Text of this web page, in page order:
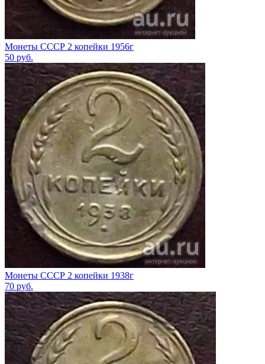
Монеты СССР 2 копейки 1956г
50 руб.
Монеты СССР 2 копейки 1938г
70 руб.